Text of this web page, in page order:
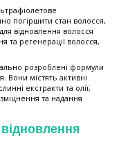
погіршити стан волосся,
відновлення волосся
та регенерації волосся,
розроблені формули
Вони містять активні
екстракти та олії,
та надання